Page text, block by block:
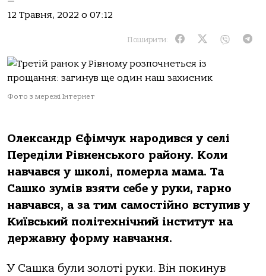
12 Травня, 2022 о 07:12
Поширити:
Фото з мережі Інтернет
Олександр Єфімчук народився у селі
Переділи Рівненського району. Коли
навчався у школі, померла мама. Та
Сашко зумів взяти себе у руки, гарно
навчався, а за тим самостійно вступив у
Київський політехнічний інститут на
державну форму навчання.
У Сашка були золоті руки. Він покинув